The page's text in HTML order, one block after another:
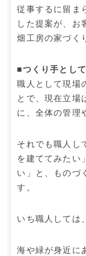
従事するに留ま
した提案が、お
畑工房の家づく
■つくり手とし
職人として現場
とで、現在立場
に、全体の管理
それでも職人し
を建ててみたい
い」と、ものづ
す。
いち職人しては
海や緑が身近に